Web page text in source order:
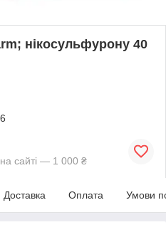
нікосульфурону 40
сайті — 1 000 ₴
Доставка Оплата Умови